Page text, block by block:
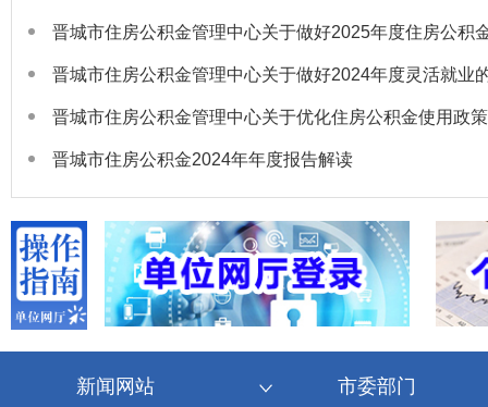
晋城市住房公积金管理中心关于优化住房公积金使用政
晋城市住房公积金2024年年度报告解读
新闻网站 市委部门